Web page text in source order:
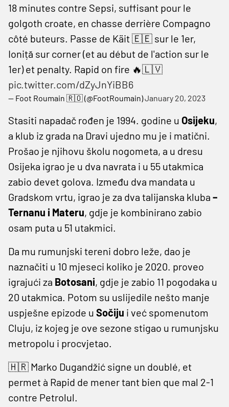
18 minutes contre Sepsi, suffisant pour le
golgoth croate, en chasse derrière Compagno
côté buteurs. Passe de Käit 🇪🇪 sur le 1er,
Ioniță sur corner (et au début de l'action sur le
1er) et penalty. Rapid on fire 🔥🇱🇻
pic.twitter.com/dZyJnYiBB6
— Foot Roumain 🇷🇴 (@FootRoumain)January 20, 2023
Stasiti napadač rođen je 1994. godine u Osijeku,
a klub iz grada na Dravi ujedno mu je i matični.
Prošao je njihovu školu nogometa, a u dresu
Osijeka igrao je u dva navrata i u 55 utakmica
zabio devet golova. Između dva mandata u
Gradskom vrtu, igrao je za dva talijanska kluba –
Ternanu i Materu, gdje je kombinirano zabio
osam puta u 51 utakmici.
Da mu rumunjski tereni dobro leže, dao je
naznačiti u 10 mjeseci koliko je 2020. proveo
igrajući za Botosani, gdje je zabio 11 pogodaka u
20 utakmica. Potom su uslijedile nešto manje
uspješne epizode u Sočiju i već spomenutom
Cluju, iz kojeg je ove sezone stigao u rumunjsku
metropolu i procvjetao.
🇭🇷 Marko Dugandžić signe un doublé, et
permet à Rapid de mener tant bien que mal 2-1
contre Petrolul.